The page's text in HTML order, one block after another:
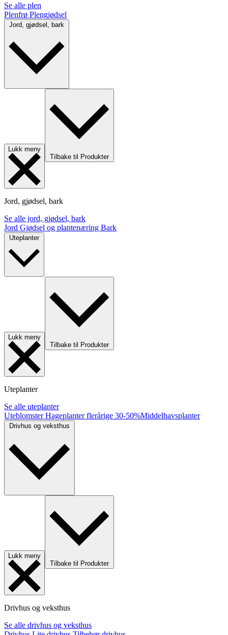
Se alle plen
Plenfrø Plengjødsel
Lukk meny
Tilbake til Produkter
Jord, gjødsel, bark
Se alle jord, gjødsel, bark
Jord Gjødsel og plantenæring Bark
Uteplanter
Lukk meny
Tilbake til Produkter
Uteplanter
Se alle uteplanter
UteblomsterHageplanter flerårige 30-50%Middelhavsplanter
Lukk meny
Tilbake til Produkter
Drivhus og veksthus
Se alle drivhus og veksthus